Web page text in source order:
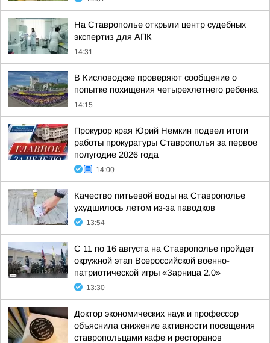
На Ставрополье открыли центр судебных
экспертиз для АПК
14:31
В Кисловодске проверяют сообщение о
попытке похищения четырехлетнего ребенка
14:15
Прокурор края Юрий Немкин подвел итоги
работы прокуратуры Ставрополья за первое
полугодие 2026 года
14:00
Качество питьевой воды на Ставрополье
ухудшилось летом из-за паводков
13:54
С 11 по 16 августа на Ставрополье пройдет
окружной этап Всероссийской военно-
патриотической игры «Зарница 2.0»
13:30
Доктор экономических наук и профессор
объяснила снижение активности посещения
ставропольцами кафе и ресторанов